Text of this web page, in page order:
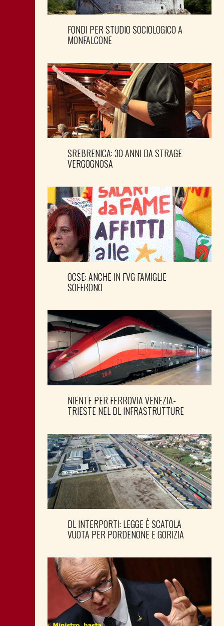
FONDI PER STUDIO SOCIOLOGICO A
MONFALCONE
SREBRENICA: 30 ANNI DA STRAGE
VERGOGNOSA
OCSE: ANCHE IN FVG FAMIGLIE
SOFFRONO
NIENTE PER FERROVIA VENEZIA-
TRIESTE NEL DL INFRASTRUTTURE
DL INTERPORTI: LEGGE È SCATOLA
VUOTA PER PORDENONE E GORIZIA